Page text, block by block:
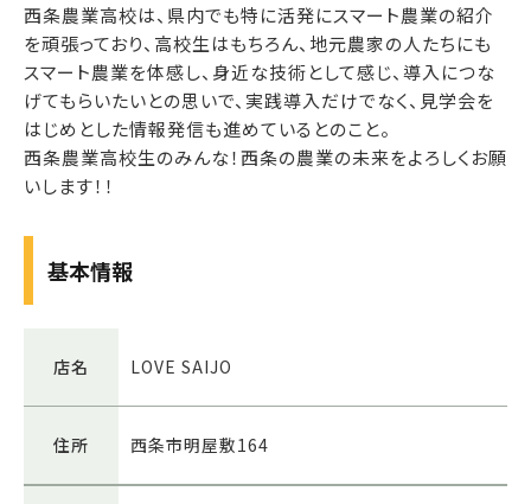
西条農業高校は、県内でも特に活発にスマート農業の紹介
を頑張っており、高校生はもちろん、地元農家の人たちにも
スマート農業を体感し、身近な技術として感じ、導入につな
げてもらいたいとの思いで、実践導入だけでなく、見学会を
はじめとした情報発信も進めているとのこと。
西条農業高校生のみんな！西条の農業の未来をよろしくお願
いします！！
基本情報
店名 LOVE SAIJO
住所 西条市明屋敷164